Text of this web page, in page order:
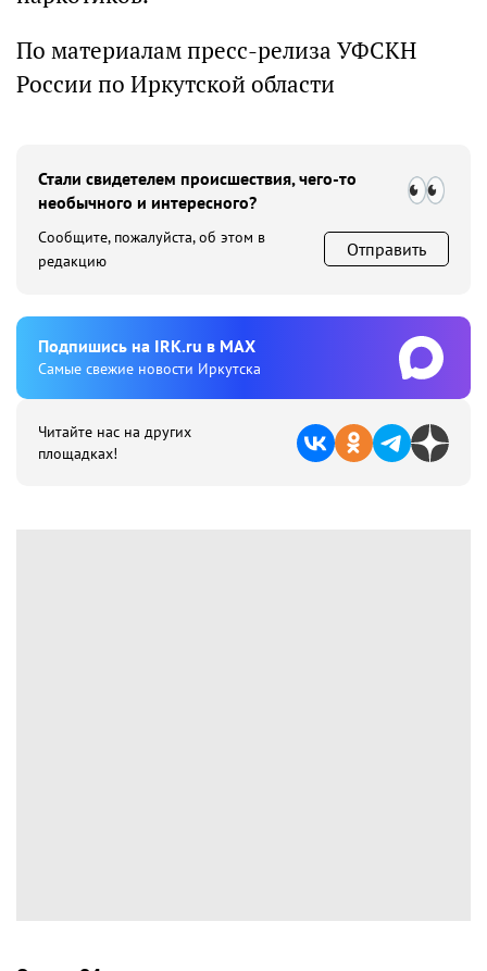
По материалам пресс-релиза УФСКН
России по Иркутской области
Стали свидетелем происшествия, чего-то
необычного и интересного?
Сообщите, пожалуйста, об этом в
редакцию
Отправить
Подпишиcь на IRK.ru в MAX
Cамые свежие новости Иркутска
Читайте нас на других
площадках!